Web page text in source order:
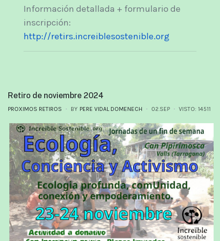
Información detallada + formulario de
inscripción:
http://retirs.increiblesostenible.org
Retiro de noviembre 2024
PROXIMOS RETIROS BY PERE VIDAL DOMENECH 02.SEP VISTO: 14511